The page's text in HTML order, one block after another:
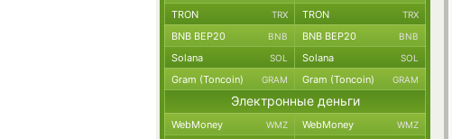
TRON TRX TRON TRX
BNB BEP20 BNB BNB BEP20 BNB
Solana SOL Solana SOL
Gram (Toncoin) GRAM Gram (Toncoin) GRAM
Электронные деньги
WebMoney WMZ WebMoney WMZ